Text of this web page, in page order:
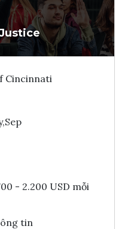
Cincinnati
- 2.200 USD mỗi
tin